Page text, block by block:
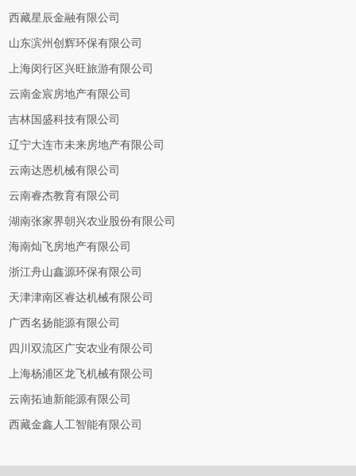
西藏星辰金融有限公司
山东滨州创辉环保有限公司
上海闵行区兴旺旅游有限公司
云南金宸房地产有限公司
吉林国盛科技有限公司
辽宁大连市未来房地产有限公司
云南达恩机械有限公司
云南睿杰教育有限公司
湖南张家界朝兴农业股份有限公司
海南灿飞房地产有限公司
浙江舟山鑫源环保有限公司
天津津南区睿达机械有限公司
广西名扬能源有限公司
四川双流区广安农业有限公司
上海杨浦区龙飞机械有限公司
云南拓迪新能源有限公司
西藏金鑫人工智能有限公司